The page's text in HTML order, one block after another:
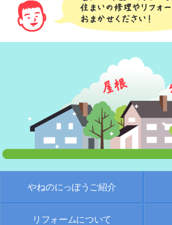
やねのにっぽう ご紹介
リフォームについて